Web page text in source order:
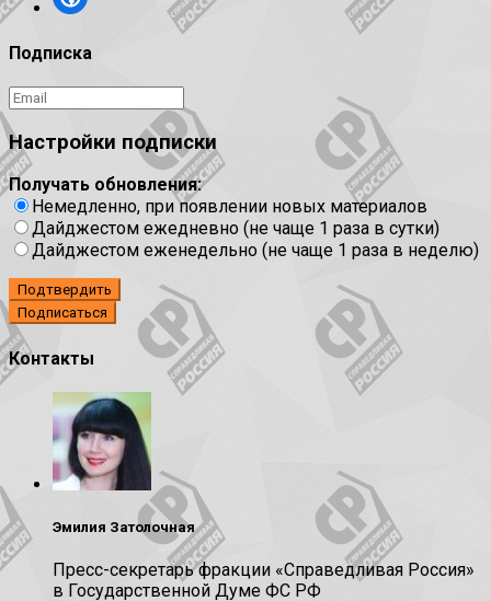
Подписка
Настройки подписки
Получать обновления:
Немедленно, при появлении новых материалов
Дайджестом ежедневно (не чаще 1 раза в сутки)
Дайджестом еженедельно (не чаще 1 раза в неделю)
Подтвердить
Контакты
Эмилия Затолочная
Пресс-секретарь фракции «Справедливая Россия»
в Государственной Думе ФС РФ